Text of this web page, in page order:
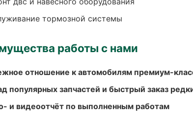
тормозной системы
работы с нами
отношение к автомобилям премиум-
популярных запчастей и быстрый заказ
и видеоотчёт по выполненным работам